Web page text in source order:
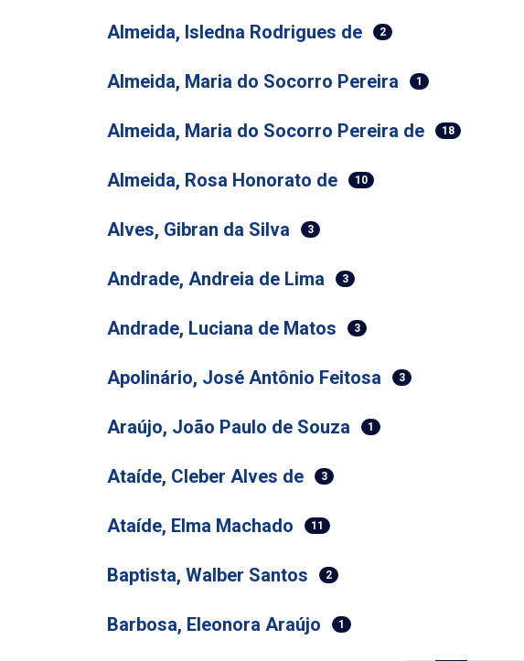
Almeida, Isledna Rodrigues de 2
Almeida, Maria do Socorro Pereira 1
Almeida, Maria do Socorro Pereira de 18
Almeida, Rosa Honorato de 10
Alves, Gibran da Silva 3
Andrade, Andreia de Lima 3
Andrade, Luciana de Matos 3
Apolinário, José Antônio Feitosa 3
Araújo, João Paulo de Souza 1
Ataíde, Cleber Alves de 3
Ataíde, Elma Machado 11
Baptista, Walber Santos 2
Barbosa, Eleonora Araújo 1